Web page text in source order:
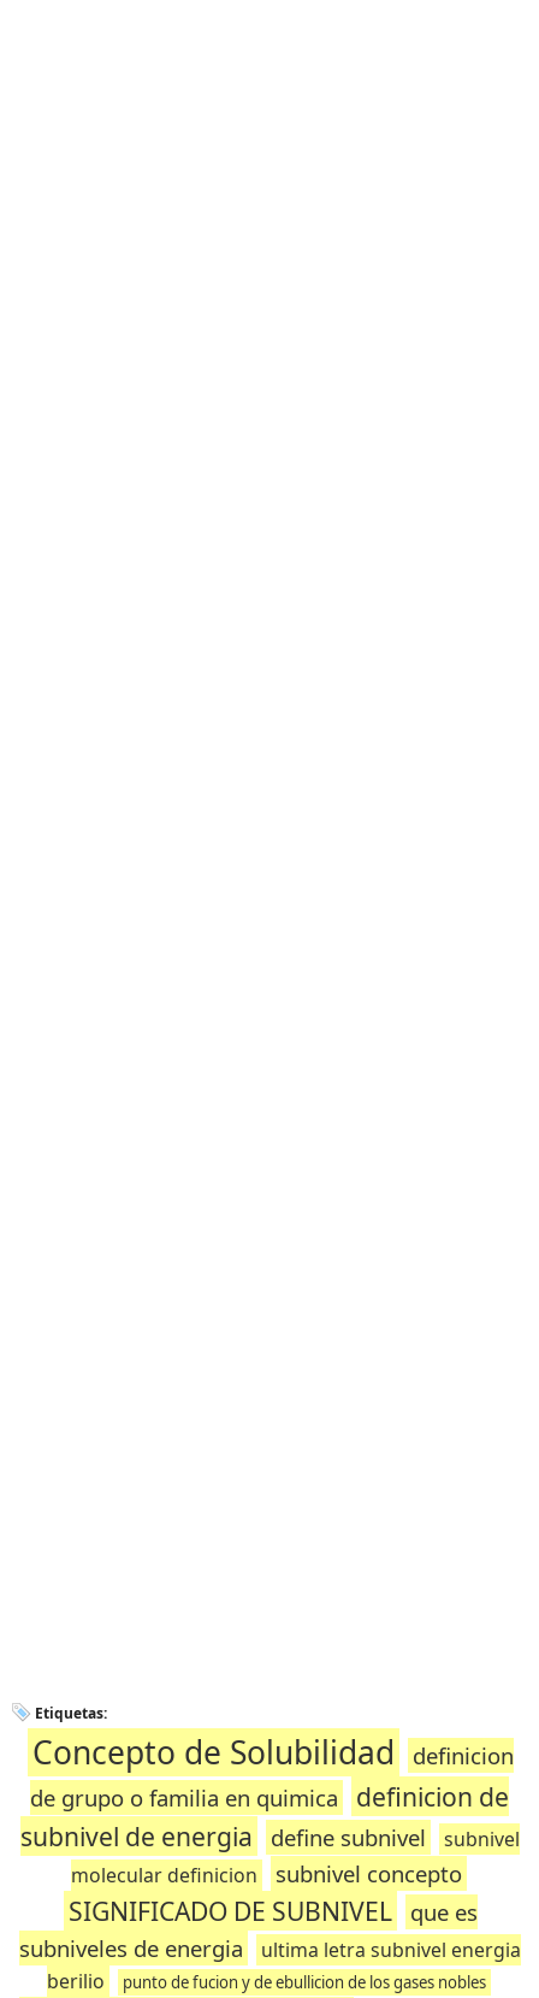
Etiquetas:
Concepto de Solubilidad
definicion
de grupo o familia en quimica
definicion de
subnivel de energia
define subnivel
subnivel
molecular definicion
subnivel concepto
SIGNIFICADO DE SUBNIVEL
que es
subniveles de energia
ultima letra subnivel energia
berilio
punto de fucion y de ebullicion de los gases nobles